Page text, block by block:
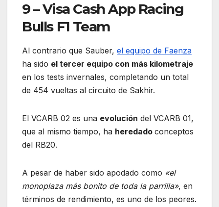
9 – Visa Cash App Racing
Bulls F1 Team
Al contrario que Sauber, el equipo de Faenza
ha sido el tercer equipo con más kilometraje
en los tests invernales, completando un total
de 454 vueltas al circuito de Sakhir.
El VCARB 02 es una evolución del VCARB 01,
que al mismo tiempo, ha heredado conceptos
del RB20.
A pesar de haber sido apodado como «el
monoplaza más bonito de toda la parrilla», en
términos de rendimiento, es uno de los peores.